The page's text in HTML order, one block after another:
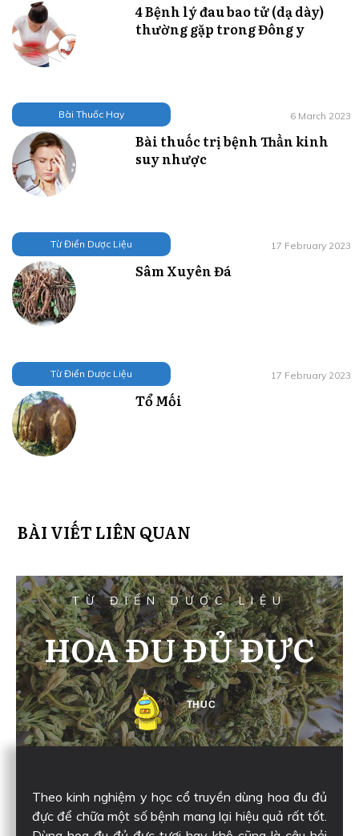
4 Bệnh lý đau bao tử (dạ dày)
thường gặp trong Đông y
Bài Thuốc Hay 6 March 2023
Bài thuốc trị bệnh Thần kinh
suy nhược
Từ Điển Dược Liệu 17 February 2023
Sâm Xuyên Đá
Từ Điển Dược Liệu 17 February 2023
Tổ Mối
BÀI VIẾT LIÊN QUAN
TỪ ĐIỂN DƯỢC LIỆU
HOA ĐU ĐỦ ĐỰC
THUC
Theo kinh nghiệm y học cổ truyền dùng hoa đu đủ
đực để chữa một số bệnh mang lại hiệu quả rất tốt.